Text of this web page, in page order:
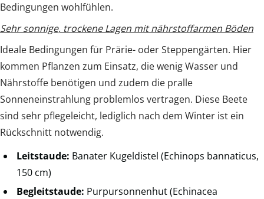
Bedingungen wohlfühlen.
Sehr sonnige, trockene Lagen mit nährstoffarmen Böden
Ideale Bedingungen für Prärie- oder Steppengärten. Hier
kommen Pflanzen zum Einsatz, die wenig Wasser und
Nährstoffe benötigen und zudem die pralle
Sonneneinstrahlung problemlos vertragen. Diese Beete
sind sehr pflegeleicht, lediglich nach dem Winter ist ein
Rückschnitt notwendig.
Leitstaude: Banater Kugeldistel (Echinops bannaticus,
150 cm)
Begleitstaude: Purpursonnenhut (Echinacea